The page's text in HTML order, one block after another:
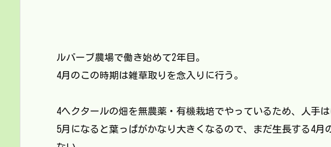
ルバーブ農場で働き始めて2年目。
4月のこの時期は雑草取りを念入りに行う。
4ヘクタールの畑を無農薬・有機栽培でやっているため、人手は
5月になると葉っぱがかなり大きくなるので、まだ生長する4